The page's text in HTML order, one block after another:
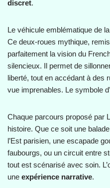
discret.
Le véhicule emblématique de
Ce deux-roues mythique,
parfaitement la vision du
silencieux. Il permet de
liberté, tout en accédant à des
vue imprenables. Le symbole
Chaque parcours proposé par
histoire. Que ce soit une
l’Est parisien, une escapade
faubourgs, ou un circuit entre
tout est scénarisé avec soin.
une expérience narrative.